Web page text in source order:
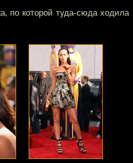
по которой туда-сюда ходила